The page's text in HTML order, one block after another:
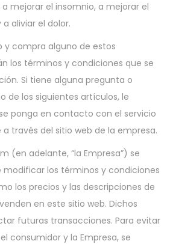
mejorar el insomnio, a mejorar el
aliviar el dolor.
y compra alguno de estos
los términos y condiciones que se
Si tiene alguna pregunta o
de los siguientes artículos, le
ponga en contacto con el servicio
través del sitio web de la empresa.
(en adelante, “la Empresa”) se
modificar los términos y condiciones
los precios y las descripciones de
en este sitio web. Dichos
futuras transacciones. Para evitar
consumidor y la Empresa, se